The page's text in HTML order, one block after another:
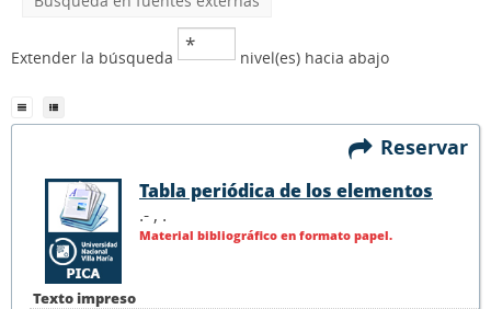
Extender la búsqueda nivel(es) hacia abajo
Reservar
Texto impreso
Tabla periódica de los elementos
.- , .
Material bibliográfico en formato papel.